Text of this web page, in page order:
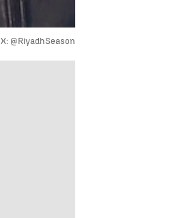
X: @RiyadhSeason